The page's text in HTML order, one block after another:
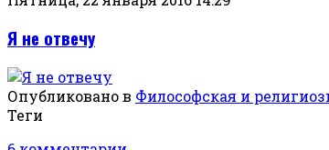
Я не отвечу
Опубликовано в Философская и
Теги